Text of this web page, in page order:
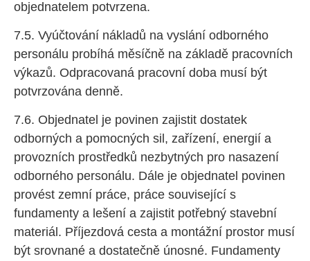
objednatelem potvrzena.
7.5. Vyúčtování nákladů na vyslání odborného
personálu probíhá měsíčně na základě pracovních
výkazů. Odpracovaná pracovní doba musí být
potvrzována denně.
7.6. Objednatel je povinen zajistit dostatek
odborných a pomocných sil, zařízení, energií a
provozních prostředků nezbytných pro nasazení
odborného personálu. Dále je objednatel povinen
provést zemní práce, práce související s
fundamenty a lešení a zajistit potřebný stavební
materiál. Příjezdová cesta a montážní prostor musí
být srovnané a dostatečně únosné. Fundamenty